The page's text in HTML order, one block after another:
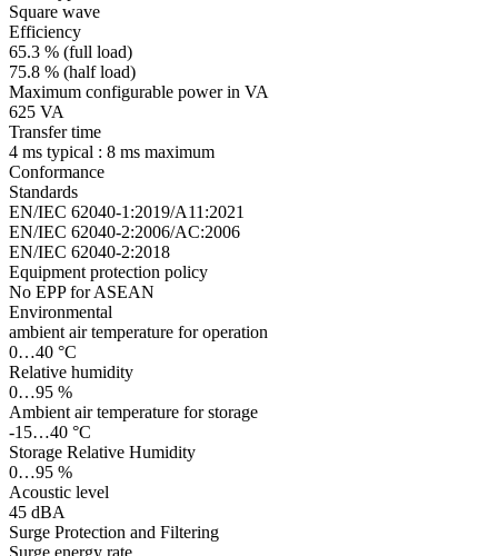
Square wave
Efficiency
65.3 % (full load)
75.8 % (half load)
Maximum configurable power in VA
625 VA
Transfer time
4 ms typical : 8 ms maximum
Conformance
Standards
EN/IEC 62040-1:2019/A11:2021
EN/IEC 62040-2:2006/AC:2006
EN/IEC 62040-2:2018
Equipment protection policy
No EPP for ASEAN
Environmental
ambient air temperature for operation
0…40 °C
Relative humidity
0…95 %
Ambient air temperature for storage
-15…40 °C
Storage Relative Humidity
0…95 %
Acoustic level
45 dBA
Surge Protection and Filtering
Surge energy rate